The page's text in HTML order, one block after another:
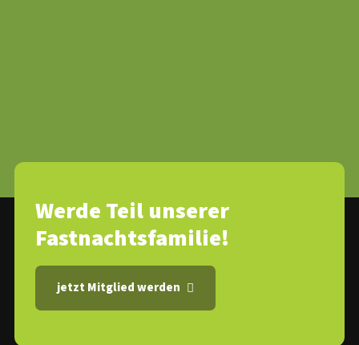
Werde Teil unserer
Fastnachtsfamilie!
jetzt Mitglied werden